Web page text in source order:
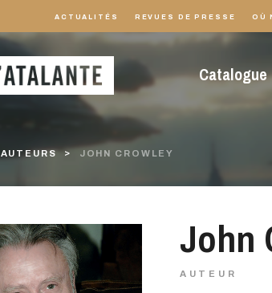
ACTUALITÉS REVUES DE PRESSE OÙ
Catalogue
AUTEURS JOHN CROWLEY
John
AUTEUR